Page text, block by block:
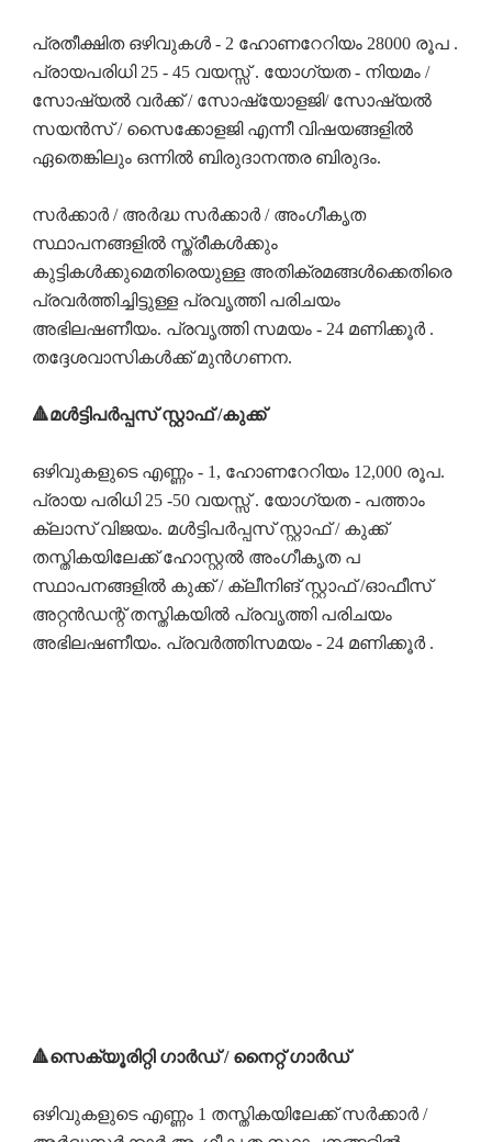
പ്രതീക്ഷിത ഒഴിവുകൾ - 2 ഹോണറേറിയം 28000 രൂപ .
പ്രായപരിധി 25 - 45 വയസ്സ് . യോഗ്യത - നിയമം /
സോഷ്യൽ വർക്ക് / സോഷ്യോളജി/ സോഷ്യൽ
സയൻസ് / സൈക്കോളജി എന്നീ വിഷയങ്ങളിൽ
ഏതെങ്കിലും ഒന്നിൽ ബിരുദാനന്തര ബിരുദം.
സർക്കാർ / അർദ്ധ സർക്കാർ / അംഗീകൃത
സ്ഥാപനങ്ങളിൽ സ്ത്രീകൾക്കും
കുട്ടികൾക്കുമെതിരെയുള്ള അതിക്രമങ്ങൾക്കെതിരെ
പ്രവർത്തിച്ചിട്ടുള്ള പ്രവൃത്തി പരിചയം
അഭിലഷണീയം. പ്രവൃത്തി സമയം - 24 മണിക്കൂർ .
തദ്ദേശവാസികൾക്ക് മുൻഗണന.
🔺മൾട്ടിപർപ്പസ് സ്റ്റാഫ് /കുക്ക്
ഒഴിവുകളുടെ എണ്ണം - 1, ഹോണറേറിയം 12,000 രൂപ.
പ്രായ പരിധി 25 -50 വയസ്സ് . യോഗ്യത - പത്താം
ക്ലാസ് വിജയം. മൾട്ടിപർപ്പസ് സ്റ്റാഫ് / കുക്ക്
തസ്തികയിലേക്ക് ഹോസ്റ്റൽ അംഗീകൃത പ
സ്ഥാപനങ്ങളിൽ കുക്ക് / ക്ലീനിങ് സ്റ്റാഫ് /ഓഫീസ്
അറ്റൻഡന്റ് തസ്തികയിൽ പ്രവൃത്തി പരിചയം
അഭിലഷണീയം. പ്രവർത്തിസമയം - 24 മണിക്കൂർ .
🔺സെക്യൂരിറ്റി ഗാർഡ് / നൈറ്റ് ഗാർഡ്
ഒഴിവുകളുടെ എണ്ണം 1 തസ്തികയിലേക്ക് സർക്കാർ /